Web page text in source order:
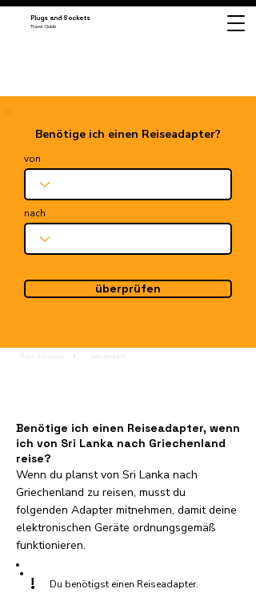
Plugs and Sockets
Travel Guide
Benötige ich einen Reiseadapter?
von
nach
überprüfen
Benötige ich einen Reiseadapter, wenn
ich von Sri Lanka nach Griechenland
reise?
Wenn du planst von Sri Lanka nach
Griechenland zu reisen, musst du
folgenden Adapter mitnehmen, damit deine
elektronischen Geräte ordnungsgemäß
funktionieren.
! Du benötigst einen Reiseadapter.